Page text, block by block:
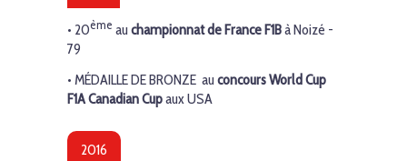
• 20ème au championnat de France F1Bà Noizé -
79
• MÉDAILLE DE BRONZE au concours World Cup
F1A Canadian Cupaux USA
2016